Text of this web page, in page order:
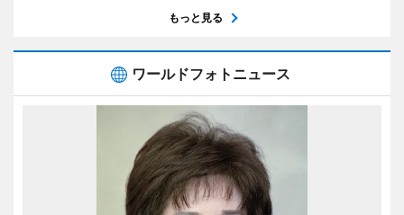
もっと見る
ワールドフォトニュース